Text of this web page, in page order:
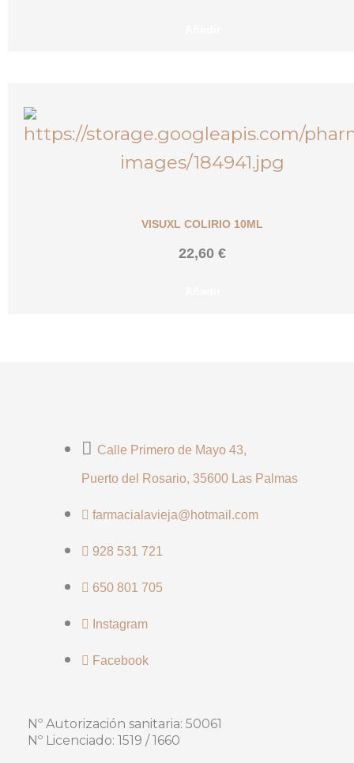
VISUXL COLIRIO 10ML
22,60 €
Calle Primero de Mayo 43,
Puerto del Rosario, 35600 Las Palmas
farmacialavieja@hotmail.com
928 531 721
650 801 705
Instagram
Facebook
Nº Autorización sanitaria: 50061
Nº Licenciado: 1519 / 1660